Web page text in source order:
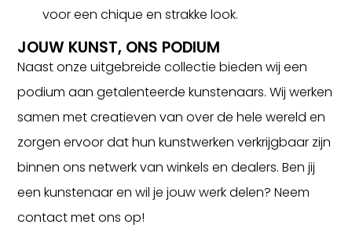
voor een chique en strakke look.
JOUW KUNST, ONS PODIUM
Naast onze uitgebreide collectie bieden wij een
podium aan getalenteerde kunstenaars. Wij werken
samen met creatieven van over de hele wereld en
zorgen ervoor dat hun kunstwerken verkrijgbaar zijn
binnen ons netwerk van winkels en dealers. Ben jij
een kunstenaar en wil je jouw werk delen? Neem
contact met ons op!